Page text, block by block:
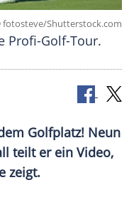
fotosteve/Shutterstock.com
Profi-Golf-Tour.
Golfplatz! Neun
teilt er ein Video,
zeigt.